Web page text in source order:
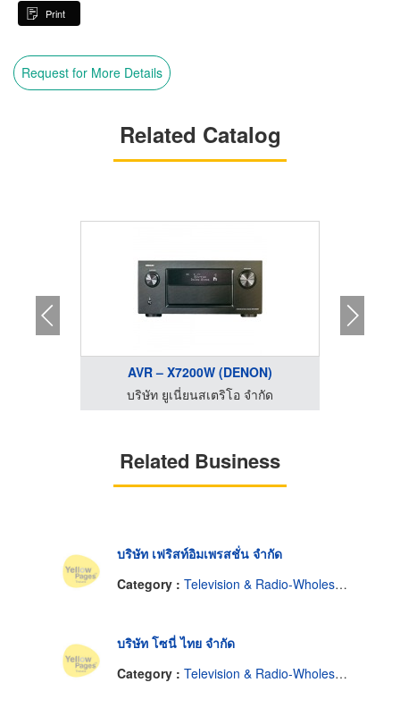
Print
Request for More Details
Related Catalog
AVR – X7200W (DENON)
บริษัท ยูเนี่ยนสเตริโอ จำกัด
Related Business
บริษัท เฟริสท์อิมเพรสชั่น จำกัด
Category : Television & Radio-Wholesale & Manufacturers
บริษัท โซนี่ ไทย จำกัด
Category : Television & Radio-Wholesale & Manufacturers